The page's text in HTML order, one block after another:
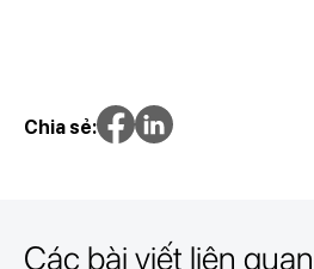
Chia sẻ:
Các bài viết liên quan